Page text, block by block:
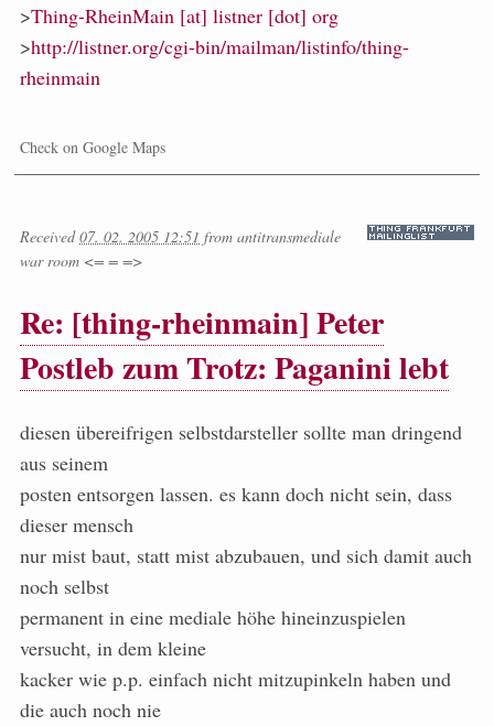
>Thing-RheinMain [at] listner [dot] org
>http://listner.org/cgi-bin/mailman/listinfo/thing-
rheinmain
Check on Google Maps
Received07. 02. 2005 12:51 from antitransmediale
war room <= = =>
Re: [thing-rheinmain] Peter
Postleb zum Trotz: Paganini lebt
diesen übereifrigen selbstdarsteller sollte man dringend
aus seinem
posten entsorgen lassen. es kann doch nicht sein, dass
dieser mensch
nur mist baut, statt mist abzubauen, und sich damit auch
noch selbst
permanent in eine mediale höhe hineinzuspielen
versucht, in dem kleine
kacker wie p.p. einfach nicht mitzupinkeln haben und
die auch noch nie